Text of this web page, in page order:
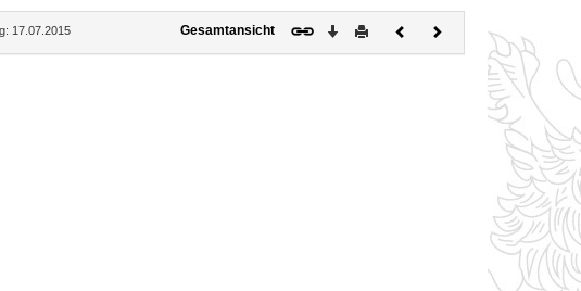
17.07.2015 Gesamtansicht Download
DruckenVorherigesNächstes
Dokument